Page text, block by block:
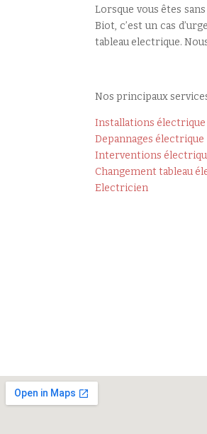
Lorsque vous êtes
Biot, c’est un cas
tableau electrique.
Nos principaux
Installations électrique
Depannages électrique
Interventions
Changement tableau
Electricien